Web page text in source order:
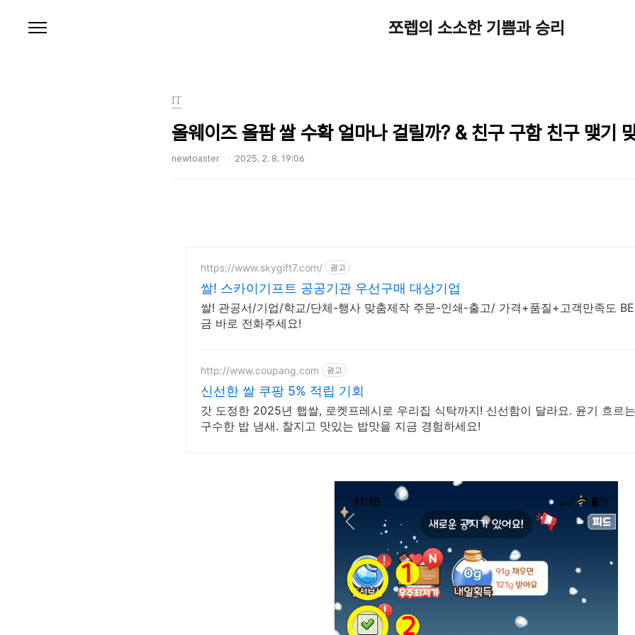
쪼렙의 소소한 기쁨과 승리
IT
올웨이즈 올팜 쌀 수확 얼마나 걸릴까? & 친구 구함 친구 맺기
newtoaster 2025. 2. 8. 19:06
https://www.skygift7.com/ 광고
쌀! 스카이기프트 공공기관 우선구매 대상기업
쌀! 관공서/기업/학교/단체-행사 맞춤제작 주문-인쇄-출고/ 가격+품질+고객만족도
금 바로 전화주세요!
http://www.coupang.com 광고
신선한 쌀 쿠팡 5% 적립 기회
갓 도정한 2025년 햅쌀, 로켓프레시로 우리집 식탁까지! 신선함이 달라요. 윤기 흐르
구수한 밥 냄새. 찰지고 맛있는 밥맛을 지금 경험하세요!